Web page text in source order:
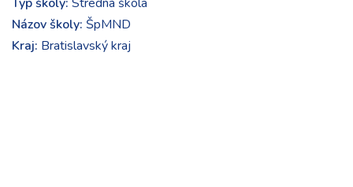
Názov školy: ŠpMND
Kraj: Bratislavský kraj